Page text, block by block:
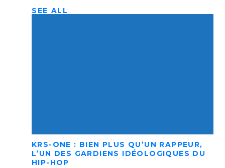
SEE ALL
KRS-ONE : BIEN PLUS QU’UN RAPPEUR,
L’UN DES GARDIENS IDÉOLOGIQUES DU
HIP-HOP